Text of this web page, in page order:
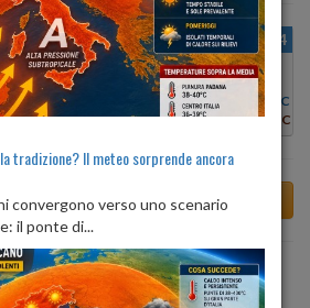
10 MAR 11
Min:
25°C
Max:26°C
MER 12
Max:22°C
GIO 13
Min:22°C
Max:23°C
VEN 14
23°C
Max:24°C
Tonezza del Cimone di dopodomani
tradizione? Il meteo sorprende ancora
convergono verso uno scenario
il ponte di...